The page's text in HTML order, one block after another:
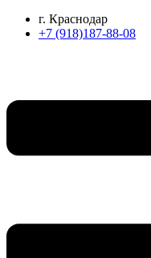
г. Краснодар
+7 (918)187-88-08